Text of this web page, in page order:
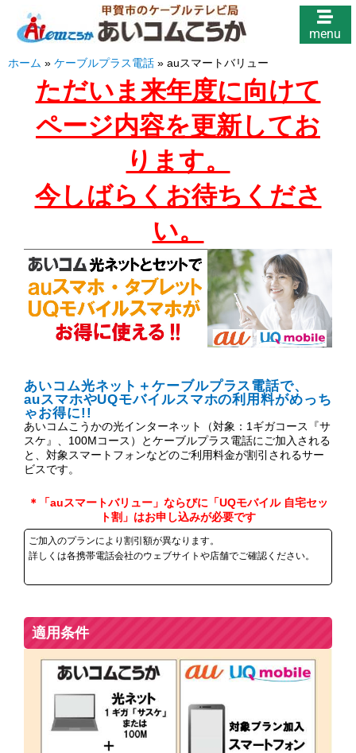
menu
ホーム » ケーブルプラス電話 » auスマートバリュー
ただいま来年度に向けて
ページ内容を更新してお
ります。
今しばらくお待ちくださ
い。
あいコム光ネット＋ケーブルプラス電話で、
auスマホやUQモバイルスマホの利用料がめっち
ゃお得に!!
あいコムこうかの光インターネット（対象：1ギガコース『サ
スケ』、100Mコース）とケーブルプラス電話にご加入される
と、対象スマートフォンなどのご利用料金が割引されるサー
ビスです。
＊「auスマートバリュー」ならびに「UQモバイル 自宅セッ
ト割」はお申し込みが必要です
ご加入のプランにより割引額が異なります。
詳しくは各携帯電話会社のウェブサイトや店舗でご確認ください。
適用条件